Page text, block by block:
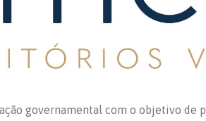
governamental com o objetivo de